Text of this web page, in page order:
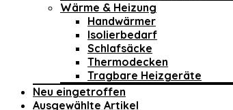
Wärme & Heizung
Handwärmer
Isolierbedarf
Schlafsäcke
Thermodecken
Tragbare Heizgeräte
Neu eingetroffen
Ausgewählte Artikel